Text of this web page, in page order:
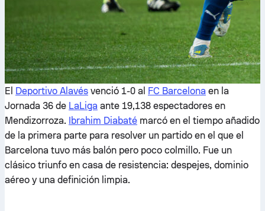
El Deportivo Alavés venció 1-0 al FC Barcelona en la
Jornada 36 de LaLiga ante 19,138 espectadores en
Mendizorroza. Ibrahim Diabaté marcó en el tiempo añadido
de la primera parte para resolver un partido en el que el
Barcelona tuvo más balón pero poco colmillo. Fue un
clásico triunfo en casa de resistencia: despejes, dominio
aéreo y una definición limpia.